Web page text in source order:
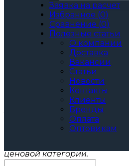
Заявка на расчет
Избранное (0)
Сравнение (0)
Полезные статьи
О компании
Доставка
Вакансии
Статьи
Новости
Контакты
Клиенты
Бренды
Оплата
Оптовикам
Артикул: 138170
За упаковку
Цена при
ценовой категории.